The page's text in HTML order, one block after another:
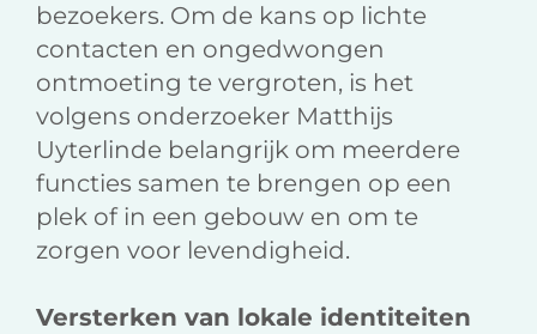
bezoekers. Om de kans op lichte
contacten en ongedwongen
ontmoeting te vergroten, is het
volgens onderzoeker Matthijs
Uyterlinde belangrijk om meerdere
functies samen te brengen op een
plek of in een gebouw en om te
zorgen voor levendigheid.
Versterken van lokale identiteiten